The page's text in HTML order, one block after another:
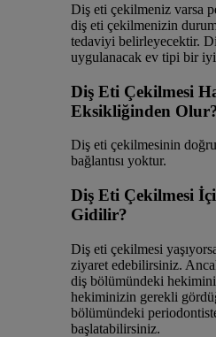
Diş eti çekilmeniz varsa
diş eti çekilmenizin
tedaviyi belirleyecektir.
uygulanacak ev tipi bir
Diş Eti Çekilmesi
Eksikliğinden
Diş eti çekilmesinin
bağlantısı yoktur.
Diş Eti Çekilmesi
Gidilir?
Diş eti çekilmesi
ziyaret edebilirsiniz.
diş bölümündeki
hekiminizin gerekli
bölümündeki
başlatabilirsiniz.